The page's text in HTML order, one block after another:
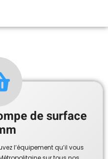
de surface
l’équipement qu’il vous